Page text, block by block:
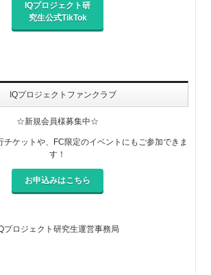
IQプロジェクト研
究生公式TikTok
IQプロジェクトファンクラブ
☆新規会員様募集中☆
チケットや、FC限定のイベントにもご参加できま
す！
お申込みはこちら
プロジェクト研究生運営事務局